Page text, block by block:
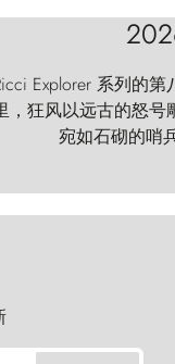
Explorer 系列的
狂风以远古的怒号
宛如石砌的哨